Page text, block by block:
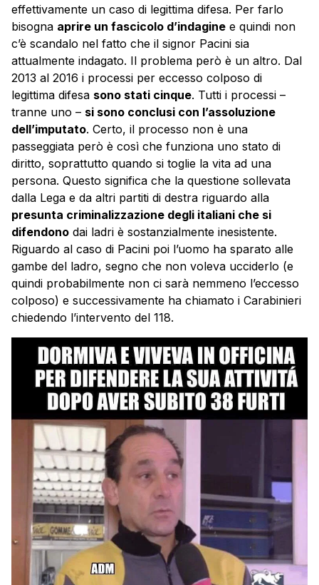
effettivamente un caso di legittima difesa. Per farlo
bisogna aprire un fascicolo d’indagine e quindi non
c’è scandalo nel fatto che il signor Pacini sia
attualmente indagato. Il problema però è un altro. Dal
2013 al 2016 i processi per eccesso colposo di
legittima difesa sono stati cinque. Tutti i processi –
tranne uno – si sono conclusi con l’assoluzione
dell’imputato. Certo, il processo non è una
passeggiata però è così che funziona uno stato di
diritto, soprattutto quando si toglie la vita ad una
persona. Questo significa che la questione sollevata
dalla Lega e da altri partiti di destra riguardo alla
presunta criminalizzazione degli italiani che si
difendono dai ladri è sostanzialmente inesistente.
Riguardo al caso di Pacini poi l’uomo ha sparato alle
gambe del ladro, segno che non voleva ucciderlo (e
quindi probabilmente non ci sarà nemmeno l’eccesso
colposo) e successivamente ha chiamato i Carabinieri
chiedendo l’intervento del 118.